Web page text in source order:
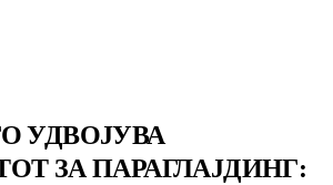
УДВОЈУВА
ЗА ПАРАГЛАЈДИНГ: